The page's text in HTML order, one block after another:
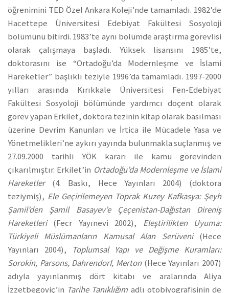
öğrenimini TED Özel Ankara Koleji’nde tamamladı. 1982’de
Hacettepe Üniversitesi Edebiyat Fakültesi Sosyoloji
bölümünü bitirdi. 1983’te aynı bölümde araştırma görevlisi
olarak çalışmaya başladı. Yüksek lisansını 1985’te,
doktorasını ise “Ortadoğu’da Modernleşme ve İslami
Hareketler” başlıklı teziyle 1996’da tamamladı. 1997-2000
yılları arasında Kırıkkale Üniversitesi Fen-Edebiyat
Fakültesi Sosyoloji bölümünde yardımcı doçent olarak
görev yapan Erkilet, doktora tezinin kitap olarak basılması
üzerine Devrim Kanunları ve İrtica ile Mücadele Yasa ve
Yönetmelikleri’ne aykırı yayında bulunmakla suçlanmış ve
27.09.2000 tarihli YÖK kararı ile kamu görevinden
çıkarılmıştır. Erkilet’in Ortadoğu’da Modernleşme ve İslami
Hareketler (4. Baskı, Hece Yayınları 2004) (doktora
teziymiş), Ele Geçirilemeyen Toprak Kuzey Kafkasya: Şeyh
Şamil’den Şamil Basayev’e Çeçenistan-Dağıstan Direniş
Hareketleri (Fecr Yayınevi 2002), Eleştirilikten Uyuma:
Türkiyeli Müslümanların Kamusal Alan Serüveni (Hece
Yayınları 2004),
Toplumsal Yapı ve Değişme Kuramları:
Sorokin, Parsons, Dahrendorf, Merton (Hece Yayınları 2007)
adıyla yayınlanmış dört kitabı ve aralarında Aliya
İzzetbegoviç’in Tarihe Tanıklığım adlı otobiyografisinin de